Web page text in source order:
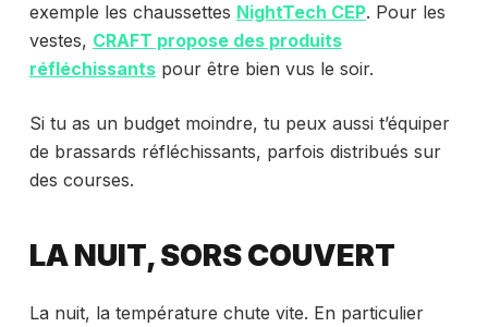
exemple les chaussettes NightTech CEP. Pour les
vestes, CRAFT propose des produits
réfléchissantspour être bien vus le soir.
Si tu as un budget moindre, tu peux aussi t’équiper
de brassards réfléchissants, parfois distribués sur
des courses.
LA NUIT, SORS COUVERT
La nuit, la température chute vite. En particulier